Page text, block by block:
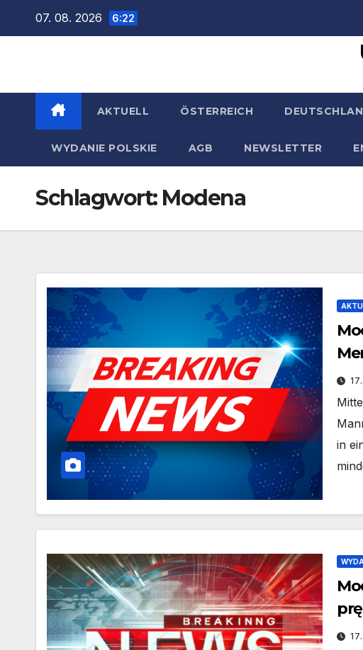
07. 08. 2026 6:22
AKTUELL ÖSTERREICH
WYDANIE POLSKIE AGB NEWSLETTER
Schlagwort: Modena
in